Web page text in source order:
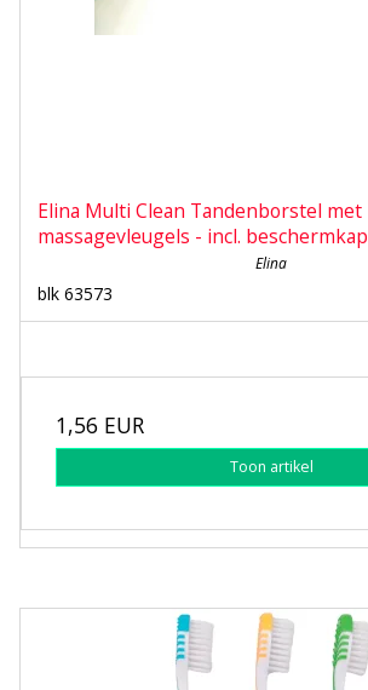
Elina Multi Clean Tandenborstel met
massagevleugels - incl. beschermkap
Elina
blk 63573
1,56 EUR
Toon artikel